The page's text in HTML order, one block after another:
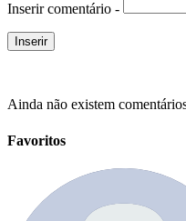
Inserir comentário -
Ainda não existem
Favoritos